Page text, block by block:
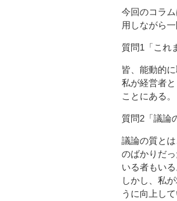
今回のコラ
用しながら
質問1「これ
皆、能動的
私が経営者
ことにある。
質問2「議論
議論の質と
のばかりだ
いる者もいる
しかし、私
うに向上し